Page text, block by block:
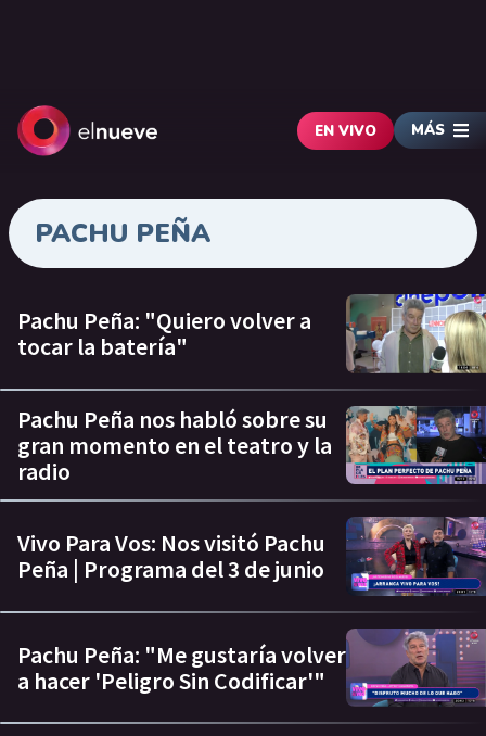
EN VIVO MÁS
PACHU PEÑA
Pachu Peña: "Quiero volver a
tocar la batería"
Pachu Peña nos habló sobre su
gran momento en el teatro y la
radio
Vivo Para Vos: Nos visitó Pachu
Peña | Programa del 3 de junio
Pachu Peña: "Me gustaría volver
a hacer 'Peligro Sin Codificar'"